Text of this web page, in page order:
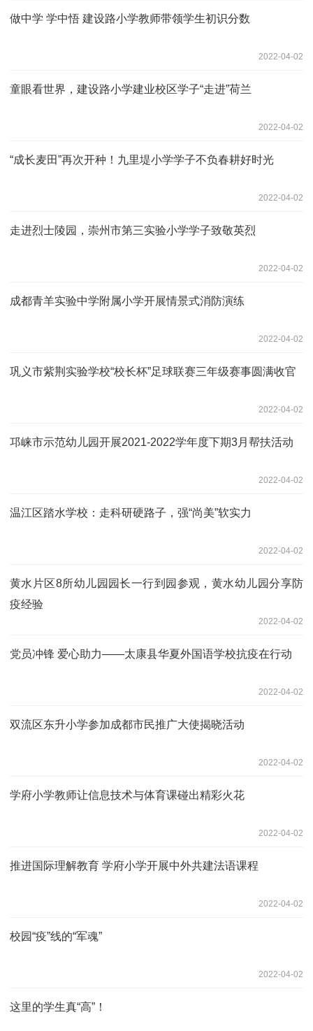
做中学 学中悟 建设路小学教师带领学生初识分数
2022-04-02
童眼看世界，建设路小学建业校区学子“走进”荷兰
2022-04-02
“成长麦田”再次开种！九里堤小学学子不负春耕好时光
2022-04-02
走进烈士陵园，崇州市第三实验小学学子致敬英烈
2022-04-02
成都青羊实验中学附属小学开展情景式消防演练
2022-04-02
巩义市紫荆实验学校“校长杯”足球联赛三年级赛事圆满收官
2022-04-02
邛崃市示范幼儿园开展2021-2022学年度下期3月帮扶活动
2022-04-02
温江区踏水学校：走科研硬路子，强“尚美”软实力
2022-04-02
黄水片区8所幼儿园园长一行到园参观，黄水幼儿园分享防
疫经验
2022-04-02
党员冲锋 爱心助力——太康县华夏外国语学校抗疫在行动
2022-04-02
双流区东升小学参加成都市民推广大使揭晓活动
2022-04-02
学府小学教师让信息技术与体育课碰出精彩火花
2022-04-02
推进国际理解教育 学府小学开展中外共建法语课程
2022-04-02
校园“疫”线的“军魂”
2022-04-02
这里的学生真“高”！